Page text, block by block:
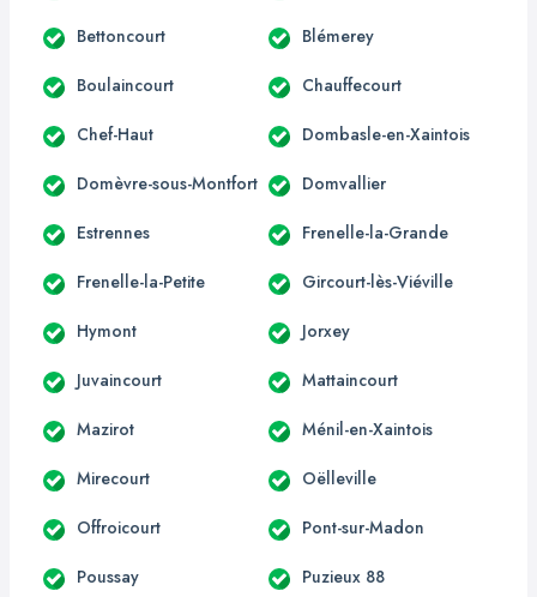
Bettoncourt Blémerey
Boulaincourt Chauffecourt
Chef-Haut Dombasle-en-Xaintois
Domèvre-sous-Montfort Domvallier
Estrennes Frenelle-la-Grande
Frenelle-la-Petite Gircourt-lès-Viéville
Hymont Jorxey
Juvaincourt Mattaincourt
Mazirot Ménil-en-Xaintois
Mirecourt Oëlleville
Offroicourt Pont-sur-Madon
Poussay Puzieux 88